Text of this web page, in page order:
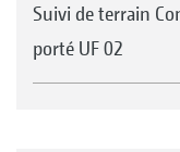
Suivi de terrain
porté UF 02